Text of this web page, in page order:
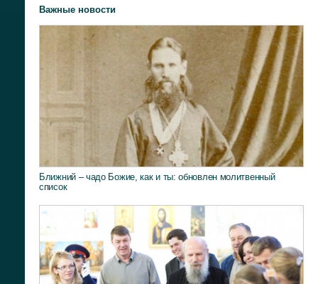
Важные новости
Ближний – чадо Божие, как и ты: обновлен молитвенный
список